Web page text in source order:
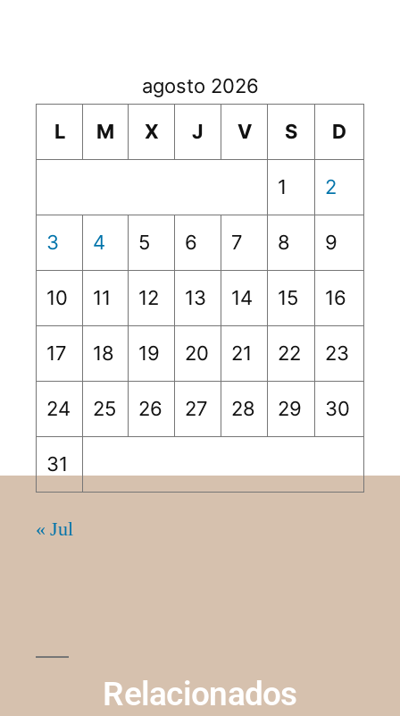
agosto 2026
L
M X J V S D
1 2
3 4 5 6 7 8 9
10 11 12 13 14 15 16
17 18 19 20 21 22 23
24 25 26 27 28 29 30
31
« Jul
Relacionados